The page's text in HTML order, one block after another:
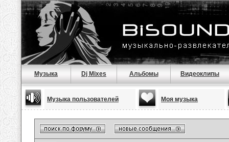
Музыка Dj Mixes Альбомы Видеоклипы
Музыка пользователей Моя музыка